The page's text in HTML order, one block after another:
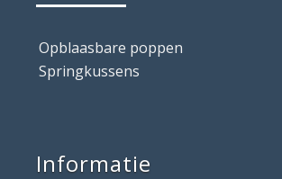
Opblaasbare poppen
Springkussens
Informatie